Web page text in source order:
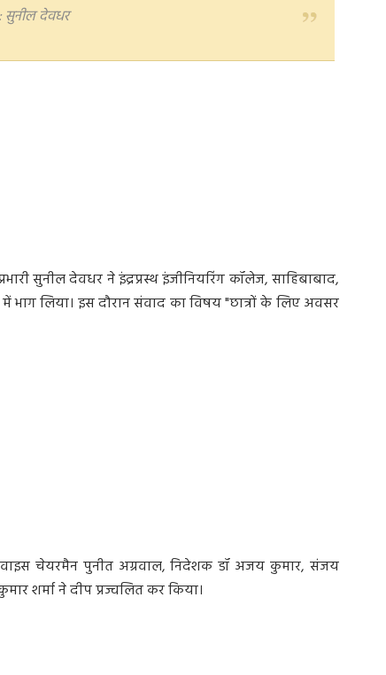
सुनील देवधर
सुनील देवधर ने इंद्रप्रस्थ इंजीनियरिंग कॉलेज, साहिबाबाद,
भाग लिया। इस दौरान संवाद का विषय "छात्रों के लिए अवसर
चेयरमैन पुनीत अग्रवाल, निदेशक डॉ अजय कुमार, संजय
शर्मा ने दीप प्रज्वलित कर किया।